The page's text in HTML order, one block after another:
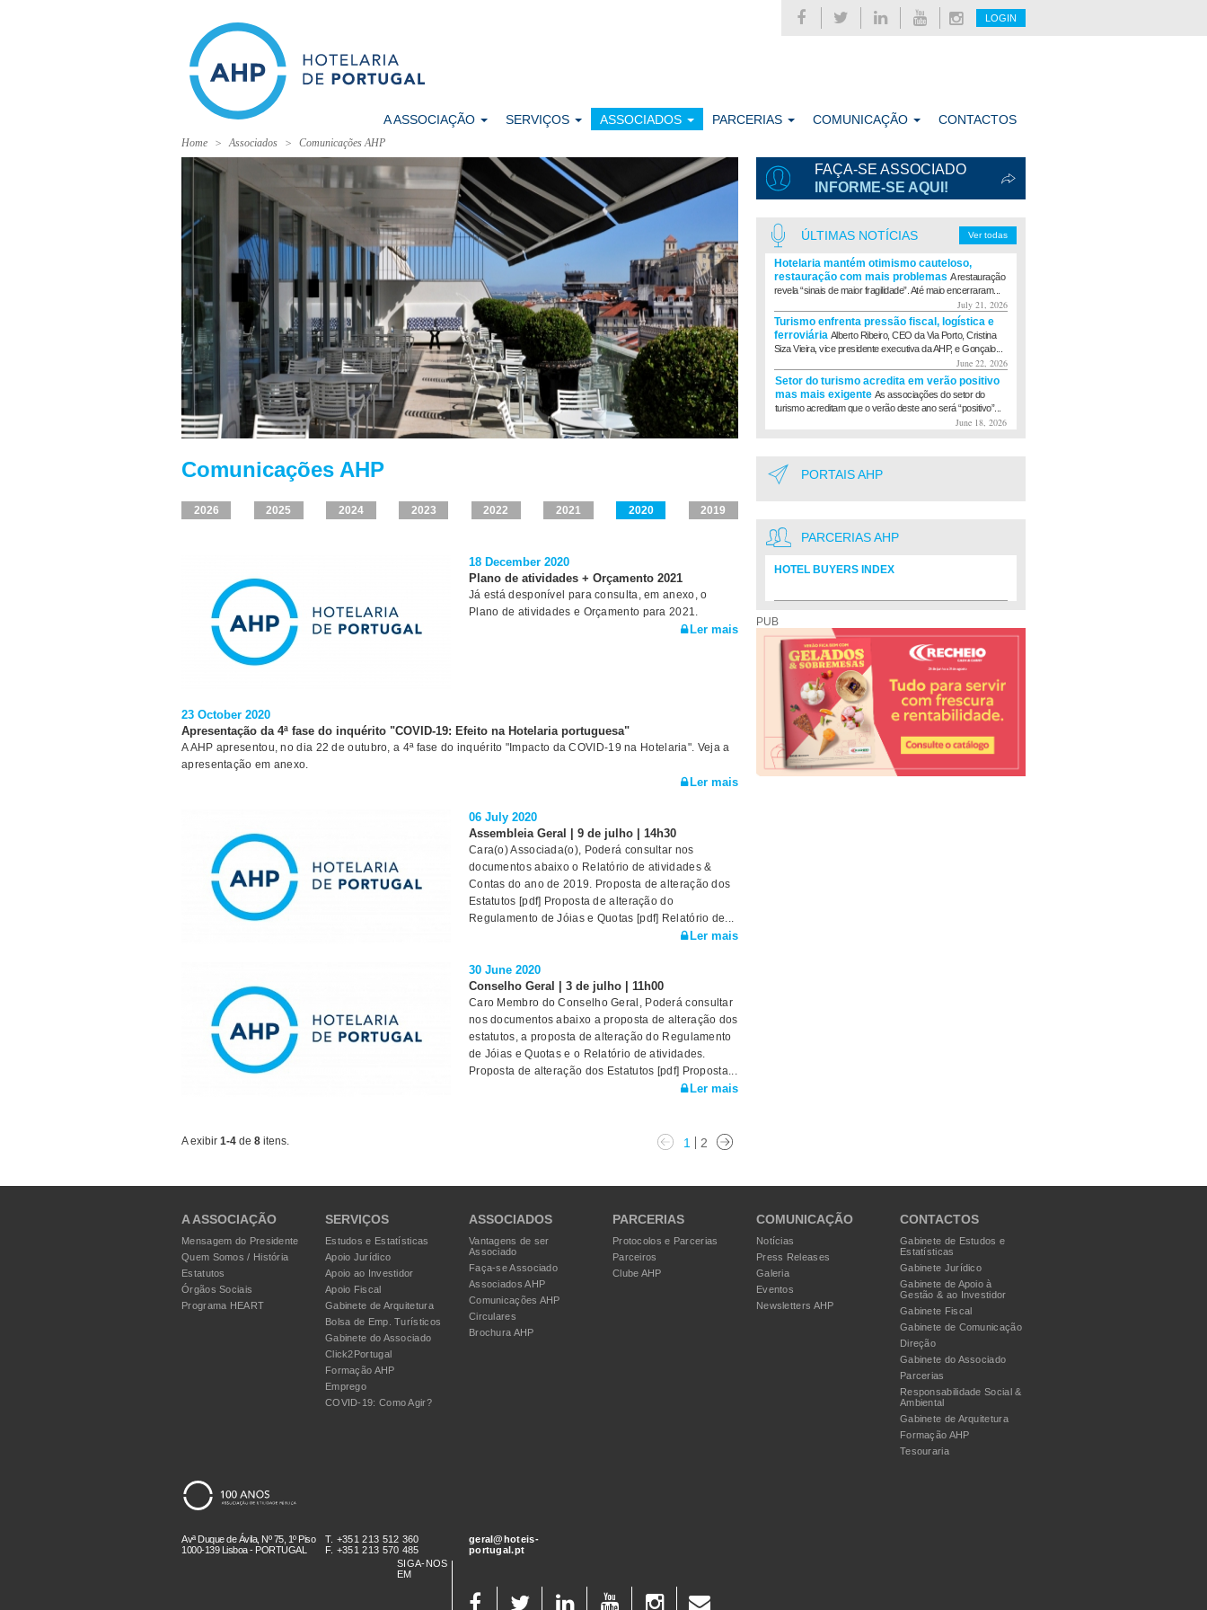
LOGIN
A ASSOCIAÇÃO SERVIÇOS ASSOCIADOS PARCERIAS COMUNICAÇÃO CONTACTOS
Home Associados Comunicações AHP
Comunicações AHP
2026 2025 2024 2023 2022 2021 2020 2019
18 December 2020
Plano de atividades + Orçamento 2021
Já está desponível para consulta, em anexo, o
Plano de atividades e Orçamento para 2021.
Ler mais
23 October 2020
Apresentação da 4ª fase do inquérito "COVID-19: Efeito na Hotelaria portuguesa"
A AHP apresentou, no dia 22 de outubro, a 4ª fase do inquérito "Impacto da COVID-19 na Hotelaria". Veja a
apresentação em anexo.
Ler mais
06 July 2020
Assembleia Geral | 9 de julho | 14h30
Cara(o) Associada(o), Poderá consultar nos
documentos abaixo o Relatório de atividades &
Contas do ano de 2019. Proposta de alteração dos
Estatutos [pdf] Proposta de alteração do
Regulamento de Jóias e Quotas [pdf] Relatório de...
Ler mais
30 June 2020
Conselho Geral | 3 de julho | 11h00
Caro Membro do Conselho Geral, Poderá consultar
nos documentos abaixo a proposta de alteração dos
estatutos, a proposta de alteração do Regulamento
de Jóias e Quotas e o Relatório de atividades.
Proposta de alteração dos Estatutos [pdf] Proposta...
Ler mais
A exibir 1-4 de 8 itens. 1 2
FAÇA-SE ASSOCIADO
INFORME-SE AQUI!
Ver todas
ÚLTIMAS NOTÍCIAS
Hotelaria mantém otimismo cauteloso,
restauração com mais problemas A restauração
revela “sinais de maior fragilidade”. Até maio encerraram...
July 21, 2026
Turismo enfrenta pressão fiscal, logística e
ferroviária Alberto Ribeiro, CEO da Via Porto, Cristina
Siza Vieira, vice presidente executiva da AHP, e Gonçalo...
June 22, 2026
Setor do turismo acredita em verão positivo
mas mais exigente As associações do setor do
turismo acreditam que o verão deste ano será “positivo”...
June 18, 2026
PORTAIS AHP
PARCERIAS AHP
HOTEL BUYERS INDEX
PUB
A ASSOCIAÇÃO
Mensagem do Presidente
Quem Somos / História
Estatutos
Órgãos Sociais
Programa HEART
SERVIÇOS
Estudos e Estatísticas
Apoio Jurídico
Apoio ao Investidor
Apoio Fiscal
Gabinete de Arquitetura
Bolsa de Emp. Turísticos
Gabinete do Associado
Click2Portugal
Formação AHP
Emprego
COVID-19: Como Agir?
ASSOCIADOS
Vantagens de ser
Associado
Faça-se Associado
Associados AHP
Comunicações AHP
Circulares
Brochura AHP
PARCERIAS
Protocolos e Parcerias
Parceiros
Clube AHP
COMUNICAÇÃO
Notícias
Press Releases
Galeria
Eventos
Newsletters AHP
CONTACTOS
Gabinete de Estudos e
Estatísticas
Gabinete Jurídico
Gabinete de Apoio à
Gestão & ao Investidor
Gabinete Fiscal
Gabinete de Comunicação
Direção
Gabinete do Associado
Parcerias
Responsabilidade Social &
Ambiental
Gabinete de Arquitetura
Formação AHP
Tesouraria
Avª Duque de Ávila, Nº 75, 1º Piso
1000-139 Lisboa - PORTUGAL
T. +351 213 512 360
F. +351 213 570 485
geral@hoteis-
portugal.pt
SIGA-NOS
EM